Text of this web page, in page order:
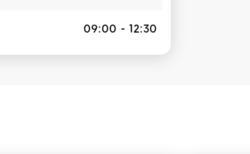
09:00 - 12:30